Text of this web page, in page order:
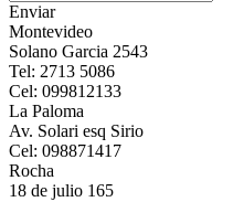
Enviar
Montevideo
Solano Garcia 2543
Tel: 2713 5086
Cel: 099812133
La Paloma
Av. Solari esq Sirio
Cel: 098871417
Rocha
18 de julio 165